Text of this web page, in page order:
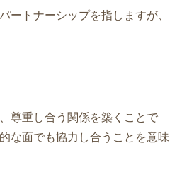
ートナーシップを指しますが、
尊重し合う関係を築くことで
な面でも協力し合うことを意味